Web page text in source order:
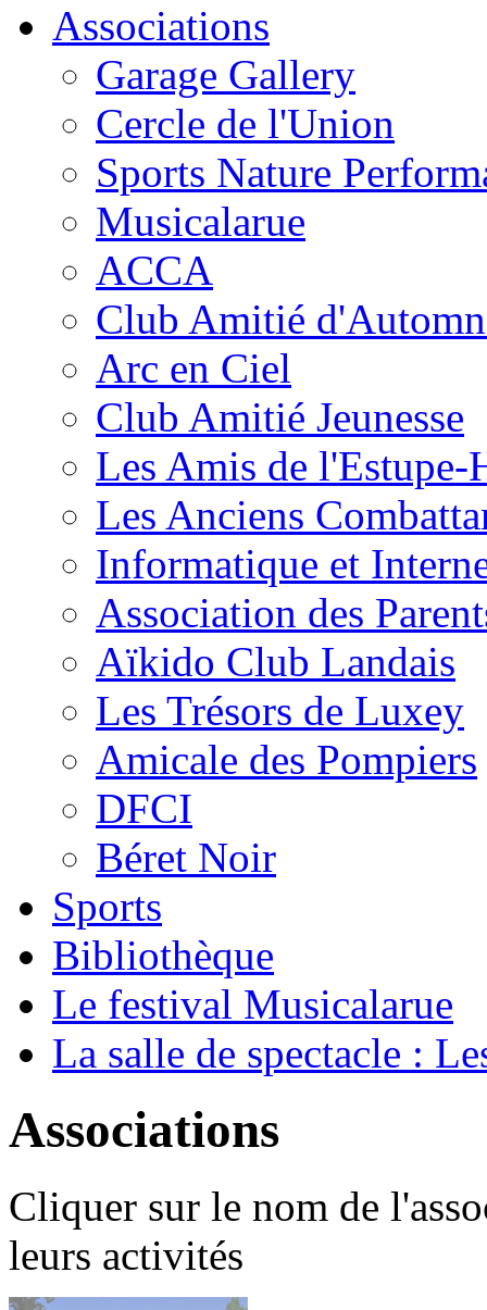
Associations
Garage Gallery
Cercle de l'Union
Sports Nature
Musicalarue
ACCA
Club Amitié
Arc en Ciel
Club Amitié Jeunesse
Les Amis de l'Estupe-
Les Anciens
Informatique et
Association des
Aïkido Club Landais
Les Trésors de Luxey
Amicale des Pompiers
DFCI
Béret Noir
Sports
Bibliothèque
Le festival Musicalarue
La salle de spectacle :
Associations
Cliquer sur le nom de
leurs activités